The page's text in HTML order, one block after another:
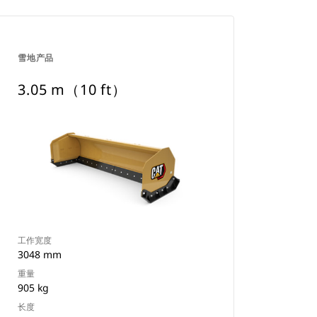
雪地产品
3.05 m（10 ft）
工作宽度
3048 mm
重量
905 kg
长度